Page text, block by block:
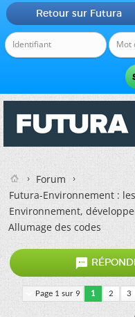
Retour sur Futura
Forum
Futura-Environnement :
Environnement,
Allumage des codes

Page 1 sur 9 1 2 3